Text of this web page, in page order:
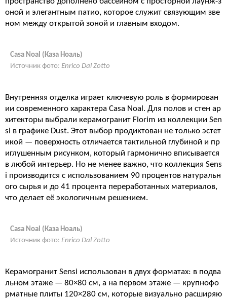
оной и элегантным патио, которое служит связующим зве
ном между открытой зоной и главным входом.
Casa Noal (Каза Ноаль)
Источник фото: Enrico Dal Zotto
Внутренняя отделка играет ключевую роль в формирован
ии современного характера Casa Noal. Для полов и стен ар
хитекторы выбрали керамогранит Florim из коллекции Sen
si в графике Dust. Этот выбор продиктован не только эстет
икой — поверхность отличается тактильной глубиной и пр
иглушенным рисунком, который гармонично вписывается
в любой интерьер. Но не менее важно, что коллекция Sens
i производится с использованием 90 процентов натуральн
ого сырья и до 41 процента переработанных материалов,
что делает её экологичным решением.
Casa Noal (Каза Ноаль)
Источник фото: Enrico Dal Zotto
Керамогранит Sensi использован в двух форматах: в подва
льном этаже — 80×80 см, а на первом этаже — крупнофо
рматные плиты 120×280 см, которые визуально расширяю